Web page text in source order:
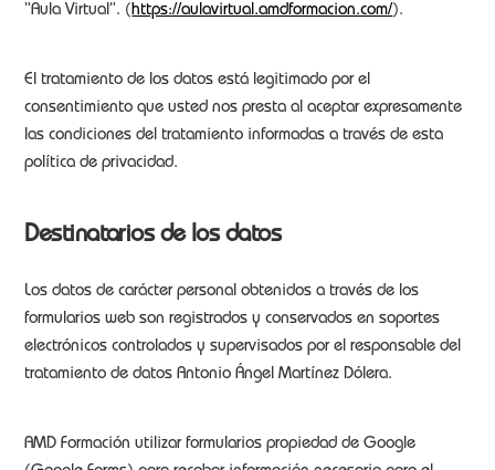
“Aula Virtual”. (https://aulavirtual.amdformacion.com/).
El tratamiento de los datos está legitimado por el
consentimiento que usted nos presta al aceptar expresamente
las condiciones del tratamiento informadas a través de esta
política de privacidad.
Destinatarios de los datos
Los datos de carácter personal obtenidos a través de los
formularios web son registrados y conservados en soportes
electrónicos controlados y supervisados por el responsable del
tratamiento de datos Antonio Ángel Martínez Dólera.
AMD Formación utilizar formularios propiedad de Google